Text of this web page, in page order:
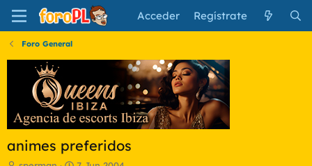
Acceder Regístrate
Foro General
animes preferidos